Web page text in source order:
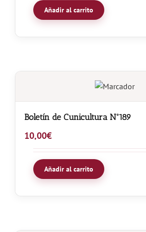
Añadir al carrito
Boletín de Cunicultura Nº189
10,00€
Añadir al carrito